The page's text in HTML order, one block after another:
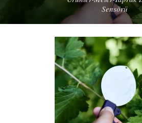
TEKNİK SERVİS
ONLINE KATALOG
Sensörü